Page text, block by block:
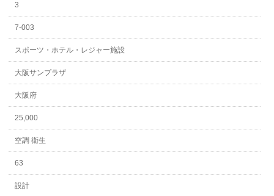
3
7-003
スポーツ・ホテル・レジャー施設
大阪サンプラザ
大阪府
25,000
空調 衛生
63
設計